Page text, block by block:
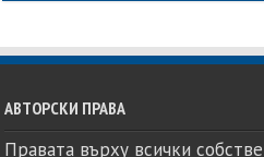
АВТОРСКИ ПРАВА
Правата върху всички